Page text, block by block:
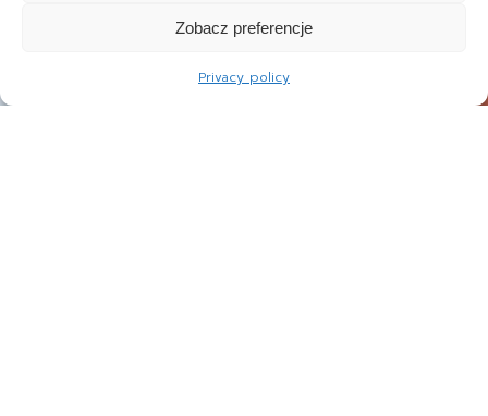
Zobacz preferencje
Privacy policy